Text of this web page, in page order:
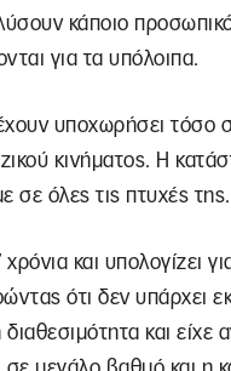
κάποιο
για τα υπόλοιπα.
υποχωρήσει τόσο
κινήματος. Η
σε όλες τις πτυχές της.
και υπολογίζει
ότι δεν υπάρχει
και είχε